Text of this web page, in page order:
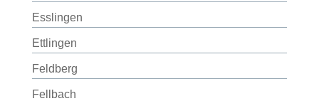
Esslingen
Ettlingen
Feldberg
Fellbach